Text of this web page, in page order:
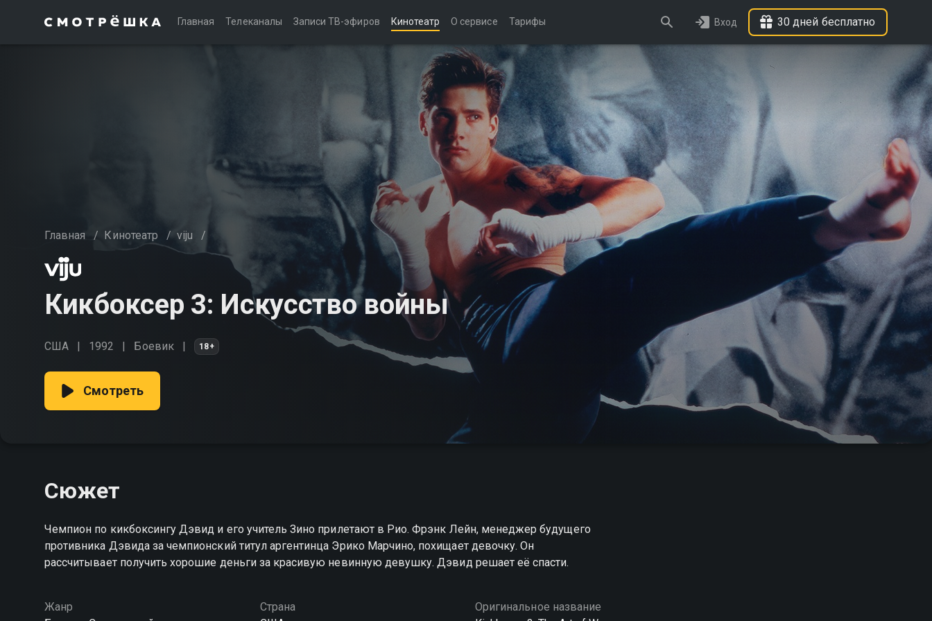
Главная Телеканалы Записи ТВ-эфиров Кинотеатр О сервисе Тарифы Вход 30 дней бесплатно
Главная / Кинотеатр / viju /
Кикбоксер 3: Искусство войны
США 1992 Боевик 18+
Смотреть
Сюжет
Чемпион по кикбоксингу Дэвид и его учитель Зино прилетают в Рио. Фрэнк Лейн, менеджер будущего
противника Дэвида за чемпионский титул аргентинца Эрико Марчино, похищает девочку. Он
рассчитывает получить хорошие деньги за красивую невинную девушку. Дэвид решает её спасти.
Жанр
Страна
Оригинальное название